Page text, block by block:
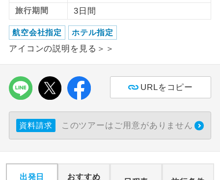
旅行期間 3日間
航空会社指定 ホテル指定
アイコンの説明を見る＞＞
URLをコピー
資料請求 このツアーはご用意がありません
出発日
おすすめ
航空会社指定
利用航空会社が指定なので、ご出発の計
画にとても便利です。
ホテル指定
ご紹介するホテルを指定したコースで
す。
ス2席利用
す。